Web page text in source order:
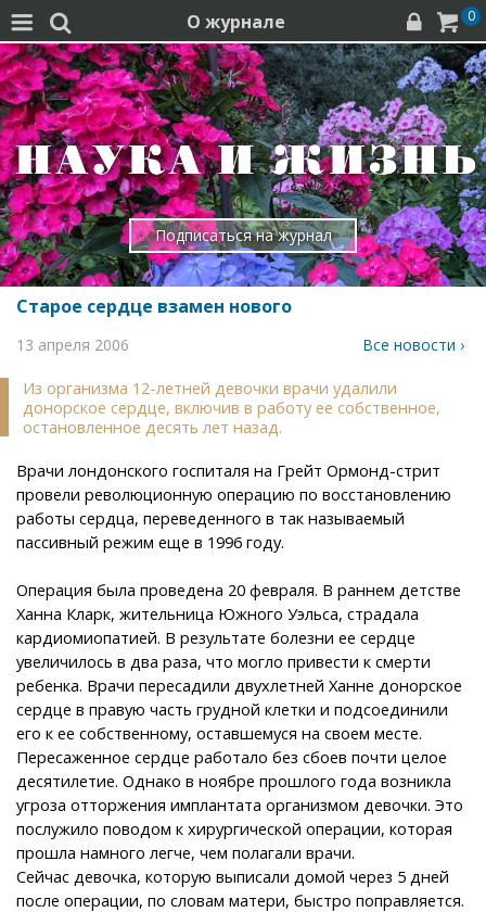
  О журнале   0
Подписаться на журнал
Старое сердце взамен нового
13 апреля 2006 Все новости ›
Из организма 12-летней девочки врачи удалили
донорское сердце, включив в работу ее собственное,
остановленное десять лет назад.
Врачи лондонского госпиталя на Грейт Ормонд-стрит
провели революционную операцию по восстановлению
работы сердца, переведенного в так называемый
пассивный режим еще в 1996 году.
Операция была проведена 20 февраля. В раннем детстве
Ханна Кларк, жительница Южного Уэльса, страдала
кардиомиопатией. В результате болезни ее сердце
увеличилось в два раза, что могло привести к смерти
ребенка. Врачи пересадили двухлетней Ханне донорское
сердце в правую часть грудной клетки и подсоединили
его к ее собственному, оставшемуся на своем месте.
Пересаженное сердце работало без сбоев почти целое
десятилетие. Однако в ноябре прошлого года возникла
угроза отторжения имплантата организмом девочки. Это
послужило поводом к хирургической операции, которая
прошла намного легче, чем полагали врачи.
Сейчас девочка, которую выписали домой через 5 дней
после операции, по словам матери, быстро поправляется.